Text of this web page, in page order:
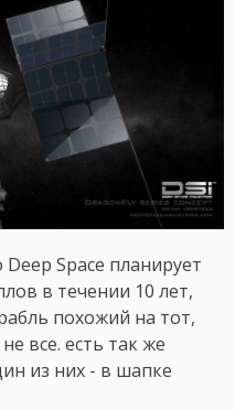
Space планирует
в течении 10 лет,
похожий на тот,
все. есть так же
из них - в шапке